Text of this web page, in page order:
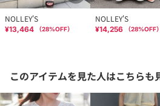
NOLLEY'S
¥13,464 （28%OFF）
NOLLEY'S
¥14,256 （28%OFF）